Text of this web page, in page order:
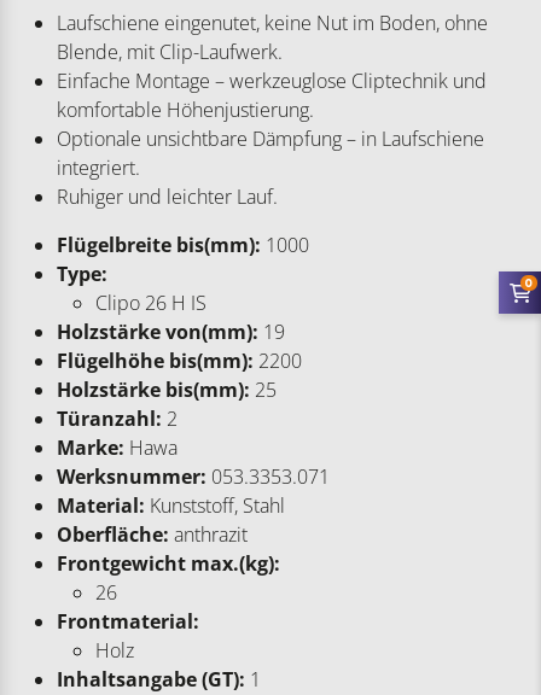
Laufschiene eingenutet, keine Nut im Boden, ohne
Blende, mit Clip-Laufwerk.
Einfache Montage – werkzeuglose Cliptechnik und
komfortable Höhenjustierung.
Optionale unsichtbare Dämpfung – in Laufschiene
integriert.
Ruhiger und leichter Lauf.
Flügelbreite bis(mm): 1000
Type:
Clipo 26 H IS
Holzstärke von(mm): 19
Flügelhöhe bis(mm): 2200
Holzstärke bis(mm): 25
Türanzahl: 2
Marke: Hawa
Werksnummer: 053.3353.071
Material: Kunststoff, Stahl
Oberfläche: anthrazit
Frontgewicht max.(kg):
26
Frontmaterial:
Holz
Inhaltsangabe (GT): 1
0